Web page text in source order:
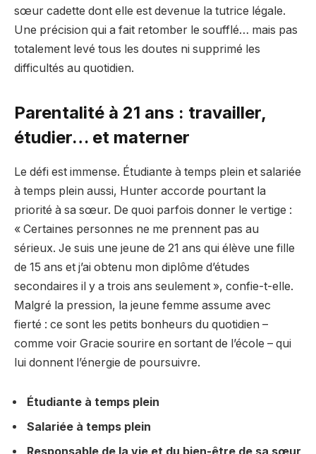
sœur cadette dont elle est devenue la tutrice légale.
Une précision qui a fait retomber le soufflé… mais pas
totalement levé tous les doutes ni supprimé les
difficultés au quotidien.
Parentalité à 21 ans : travailler,
étudier… et materner
Le défi est immense. Étudiante à temps plein et salariée
à temps plein aussi, Hunter accorde pourtant la
priorité à sa sœur. De quoi parfois donner le vertige :
« Certaines personnes ne me prennent pas au
sérieux. Je suis une jeune de 21 ans qui élève une fille
de 15 ans et j’ai obtenu mon diplôme d’études
secondaires il y a trois ans seulement », confie-t-elle.
Malgré la pression, la jeune femme assume avec
fierté : ce sont les petits bonheurs du quotidien –
comme voir Gracie sourire en sortant de l’école – qui
lui donnent l’énergie de poursuivre.
Étudiante à temps plein
Salariée à temps plein